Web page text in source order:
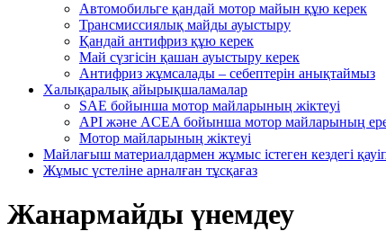
Автомобильге қандай мотор майын құю керек
Трансмиссиялық майды ауыстыру
Қандай антифриз құю керек
Май сүзгісін қашан ауыстыру керек
Антифриз жұмсалады – себептерін анықтаймыз
Халықаралық айырықшаламалар
SAE бойынша мотор майларының жіктеуі
API және ACEA бойынша мотор майларының
Мотор майларының жіктеуі
Майлағыш материалдармен жұмыс істеген кездегі
Жұмыс үстеліне арналған тұсқағаз
Жанармайды үнемдеу